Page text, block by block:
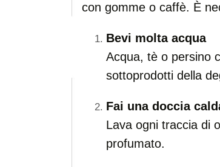
con gomme o caffè. È
Bevi molta acqua
Acqua, tè o persino
sottoprodotti della
Fai una doccia
Lava ogni traccia di
profumato.